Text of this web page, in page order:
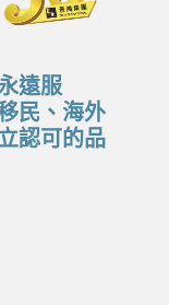
遠服
民、海外
認可的品